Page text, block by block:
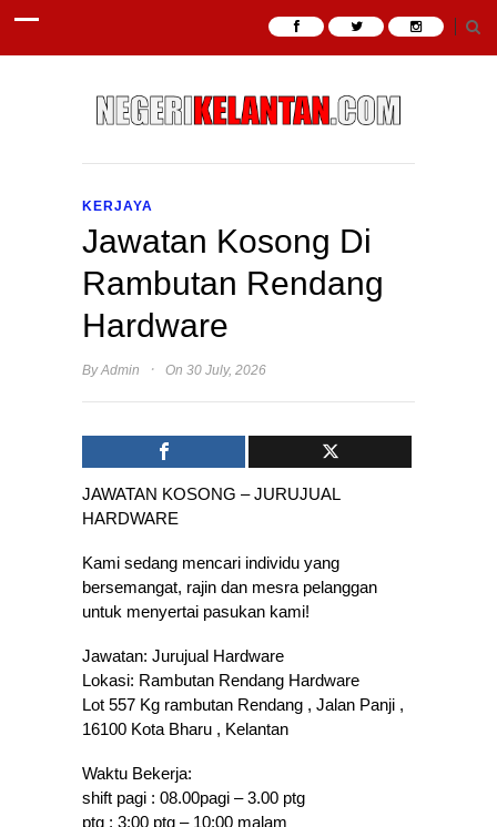
KERJAYA
Jawatan Kosong Di
Rambutan Rendang
Hardware
ByAdmin · On 30 July, 2026
JAWATAN KOSONG – JURUJUAL
HARDWARE
Kami sedang mencari individu yang
bersemangat, rajin dan mesra pelanggan
untuk menyertai pasukan kami!
Jawatan: Jurujual Hardware
Lokasi: Rambutan Rendang Hardware
Lot 557 Kg rambutan Rendang , Jalan Panji ,
16100 Kota Bharu , Kelantan
Waktu Bekerja:
shift pagi : 08.00pagi – 3.00 ptg
ptg : 3:00 ptg – 10:00 malam